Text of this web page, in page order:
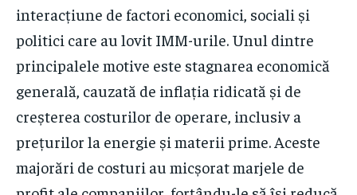
interacțiune de factori economici, sociali și
politici care au lovit IMM-urile. Unul dintre
principalele motive este stagnarea economică
generală, cauzată de inflația ridicată și de
creșterea costurilor de operare, inclusiv a
prețurilor la energie și materii prime. Aceste
majorări de costuri au micșorat marjele de